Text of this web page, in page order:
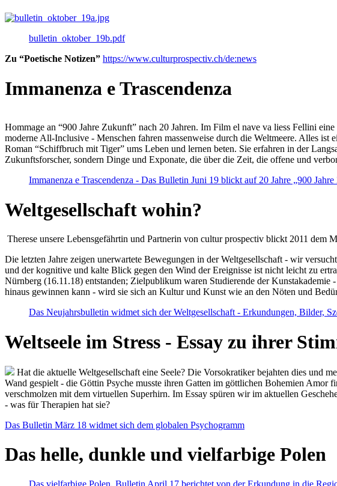
bulletin_oktober_19b.pdf
Zu “Poetische Notizen” https://www.culturprospectiv.ch/de:news
Immanenza e Trascendenza
Hommage an “900 Jahre Zukunft” nach 20 Jahren. Im Film el nave va liess Fellini
moderne All-Inclusive - Menschen fahren massenweise durch die Weltmeere. Alles
Roman “Schiffbruch mit Tiger” ums Leben und lernen beten. Sie erfahren in der
Zukunftsforscher, sondern Dinge und Exponate, die über die Zeit, die offene und
Immanenza e Trascendenza - Das Bulletin Juni 19 blickt auf 20 Jahre „900
Weltgesellschaft wohin?
Therese unsere Lebensgefährtin und Partnerin von cultur prospectiv blickt 2011
Die letzten Jahre zeigen unerwartete Bewegungen in der Weltgesellschaft - wir
und der kognitive und kalte Blick gegen den Wind der Ereignisse ist nicht leicht zu
Nürnberg (16.11.18) entstanden; Zielpublikum waren Studierende der
hinaus gewinnen kann - wird sie sich an Kultur und Kunst wie an den Nöten und
Das Neujahrsbulletin widmet sich der Weltgesellschaft - Erkundungen, Bilder,
Weltseele im Stress - Essay zu ihrer
Hat die aktuelle Weltgesellschaft eine Seele? Die Vorsokratiker bejahten dies und
Wand gespielt - die Göttin Psyche musste ihren Gatten im göttlichen Bohemien
verschmolzen mit dem virtuellen Superhirn. Im Essay spüren wir im aktuellen
- was für Therapien hat sie?
Das Bulletin März 18 widmet sich dem globalen Psychogramm
Das helle, dunkle und vielfarbige Polen
Das vielfarbige Polen, Bulletin April 17 berichtet von der Erkundung in die